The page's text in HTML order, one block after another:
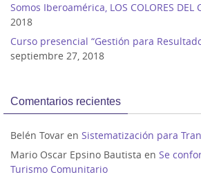
Somos Iberoamérica, LOS COLORES DEL
2018
Curso presencial “Gestión para
septiembre 27, 2018
Comentarios recientes
Belén Tovar en Sistematización para
Mario Oscar Epsino Bautista en Se
Turismo Comunitario